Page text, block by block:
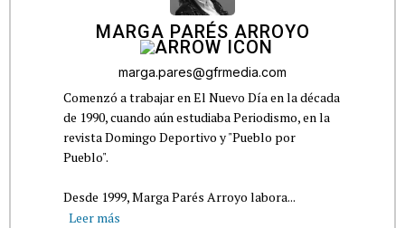
MARGA PARÉS ARROYO
marga.pares@gfrmedia.com
Comenzó a trabajar en El Nuevo Día en la década
de 1990, cuando aún estudiaba Periodismo, en la
revista Domingo Deportivo y "Pueblo por
Pueblo".
Desde 1999, Marga Parés Arroyo labora...
Leer más